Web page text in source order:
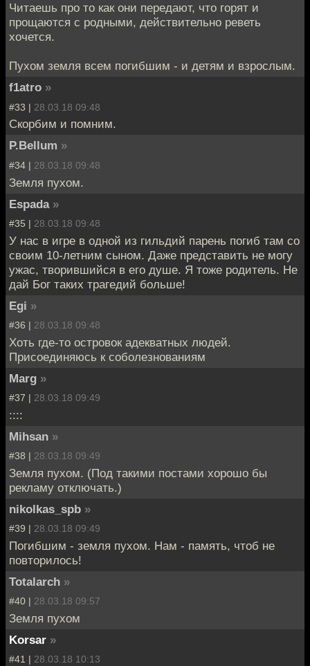
Читаешь про то как они передают, что горят и
прощаются с родными, действительно реветь
хочется.
Пухом земля всем погибшим - и детям и взрослым.
f1atro »
#33 | 28.03.18 09:48
Скорбим и помним.
P.Bellum »
#34 | 28.03.18 09:48
Земля пухом.
Espada »
#35 | 28.03.18 09:48
У нас в игре в одной из гильдий парень погиб там со
своим 10-летним сыном. Даже представить не могу
ужас, творившийся в его душе. Я тоже родитель. Не
дай Бог таких трагедий больше!
Egi »
#36 | 28.03.18 09:48
Хоть где-то островок адекватных людей.
Присоединяюсь к соболезнованиям
Marg »
#37 | 28.03.18 09:49
::::
Mihsan »
#38 | 28.03.18 09:49
Земля пухом. (Под такими постами хорошо бы
рекламу отключать.)
nikolkas_spb »
#39 | 28.03.18 09:49
Погибшим - земля пухом. Нам - память, чтоб не
повторилось!
Totalarch »
#40 | 28.03.18 09:57
Земля пухом
Korsar »
#41 | 28.03.18 10:13